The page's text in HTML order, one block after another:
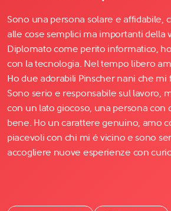
Sono una persona solare e affidabile,
alle cose semplici ma importanti della
Diplomato come perito informatico,
con la tecnologia. Nel tempo libero
Ho due adorabili Pinscher nani che mi
Sono serio e responsabile sul lavoro,
con un lato giocoso, una persona con
bene. Ho un carattere genuino, amo
piacevoli con chi mi é vicino e sono
accogliere nuove esperienze con